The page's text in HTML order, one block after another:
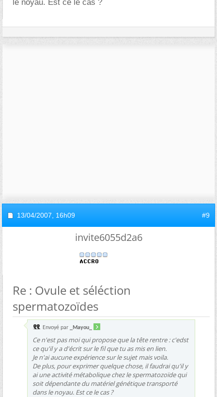
le noyau. Est ce le cas ?
13/04/2007, 16h09 #9
invite6055d2a6
Re : Ovule et séléction
spermatozoïdes
Envoyé par _Mayou_
Ce n'est pas moi qui propose que la tête rentre : c'edst
ce qu'il y a d'écrit sur le fil que tu as mis en lien.
Je n'ai aucune expérience sur le sujet mais voila.
De plus, pour exprimer quelque chose, il faudrai qu'il y
ai une activité métabolique chez le spermatozoïde qui
soit dépendante du matériel génétique transporté
dans le noyau. Est ce le cas ?